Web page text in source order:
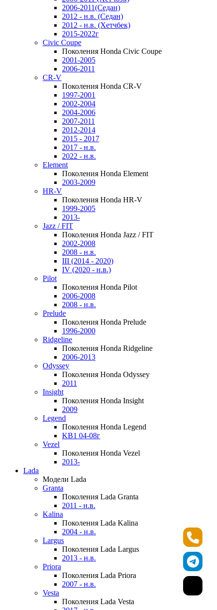
2006-2011(Седан)
2012 - н.в. (Седан)
2012 - н.в. (Хетчбек)
2015-2022г
Civic Coupe
Поколения Honda Civic Coupe
2001-2005
2006-2011
CR-V
Поколения Honda CR-V
1997-2001
2002-2004
2004-2006
2007-2011
2012-2014
2015 - 2017
2017 - н.в.
2022 - н.в.
Element
Поколения Honda Element
2003-2009
HR-V
Поколения Honda HR-V
1999-2005
2013-
Jazz / FIT
Поколения Honda Jazz / FIT
2002-2008
2008 - н.в.
III (2014 - 2020)
IV (2020 - н.в.)
Pilot
Поколения Honda Pilot
2006-2008
2008 - н.в.
Prelude
Поколения Honda Prelude
1996-2000
Ridgeline
Поколения Honda Ridgeline
2006-2013
Odyssey
Поколения Honda Odyssey
2011
Insight
Поколения Honda Insight
2009
Legend
Поколения Honda Legend
KB1 04-08г
Vezel
Поколения Honda Vezel
2013-
Lada
Модели Lada
Granta
Поколения Lada Granta
2011 - н.в.
Kalina
Поколения Lada Kalina
2004 - н.в.
Largus
Поколения Lada Largus
2013 - н.в.
Priora
Поколения Lada Priora
2007 - н.в.
Vesta
Поколения Lada Vesta